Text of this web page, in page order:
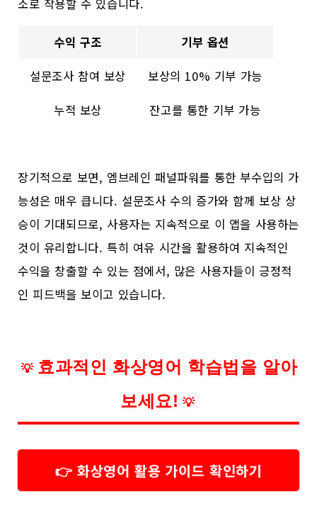
수익 구조
기부 옵션
설문조사 참여 보상
보상의 10% 기부 가능
누적 보상
잔고를 통한 기부 가능
장기적으로 보면, 엠브레인 패널파워를 통한 부수입의 가
능성은 매우 큽니다. 설문조사 수의 증가와 함께 보상 상
승이 기대되므로, 사용자는 지속적으로 이 앱을 사용하는
것이 유리합니다. 특히 여유 시간을 활용하여 지속적인
수익을 창출할 수 있는 점에서, 많은 사용자들이 긍정적
인 피드백을 보이고 있습니다.
💡 효과적인 화상영어 학습법을 알아
보세요! 💡
👉 화상영어 활용 가이드 확인하기